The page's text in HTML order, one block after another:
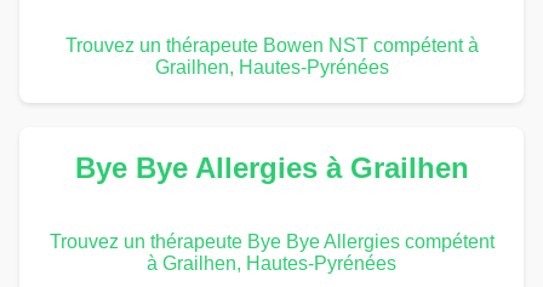
Trouvez un thérapeute Bowen NST compétent à
Grailhen, Hautes-Pyrénées
Bye Bye Allergies à Grailhen
Trouvez un thérapeute Bye Bye Allergies compétent
à Grailhen, Hautes-Pyrénées